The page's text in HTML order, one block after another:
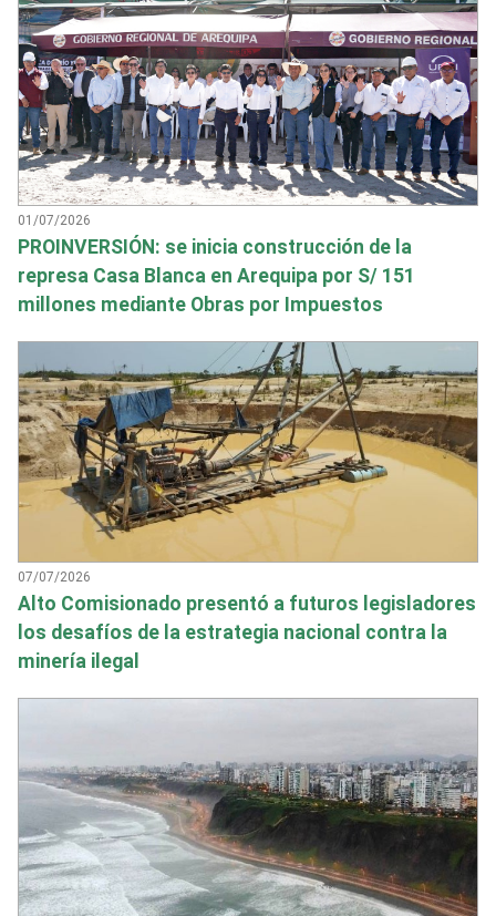
01/07/2026
PROINVERSIÓN: se inicia construcción de la
represa Casa Blanca en Arequipa por S/ 151
millones mediante Obras por Impuestos
07/07/2026
Alto Comisionado presentó a futuros legisladores
los desafíos de la estrategia nacional contra la
minería ilegal